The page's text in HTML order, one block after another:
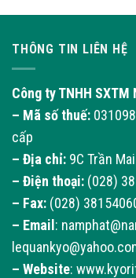
THÔNG TIN LIÊN HỆ
Công ty TNHH SXTM
– Mã số thuế:
cấp
– Địa chỉ: 9C Trần
– Điện thoại: (028)
– Fax: (028)
– Email:
– Website: